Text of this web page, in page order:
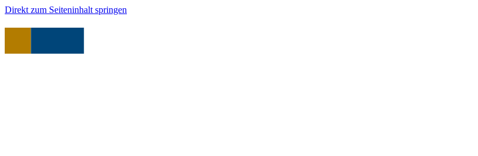
Direkt zum Seiteninhalt springen